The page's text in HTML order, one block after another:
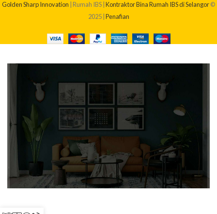
Golden Sharp Innovation | Rumah IBS | Kontraktor Bina Rumah IBS di Selangor©
2025 | Penafian
BERAPAKAH KOS BINA RUMAH SAYA?
Dapatkan quotation pembinaan rumah anda sekarang!
Klik Di Sini